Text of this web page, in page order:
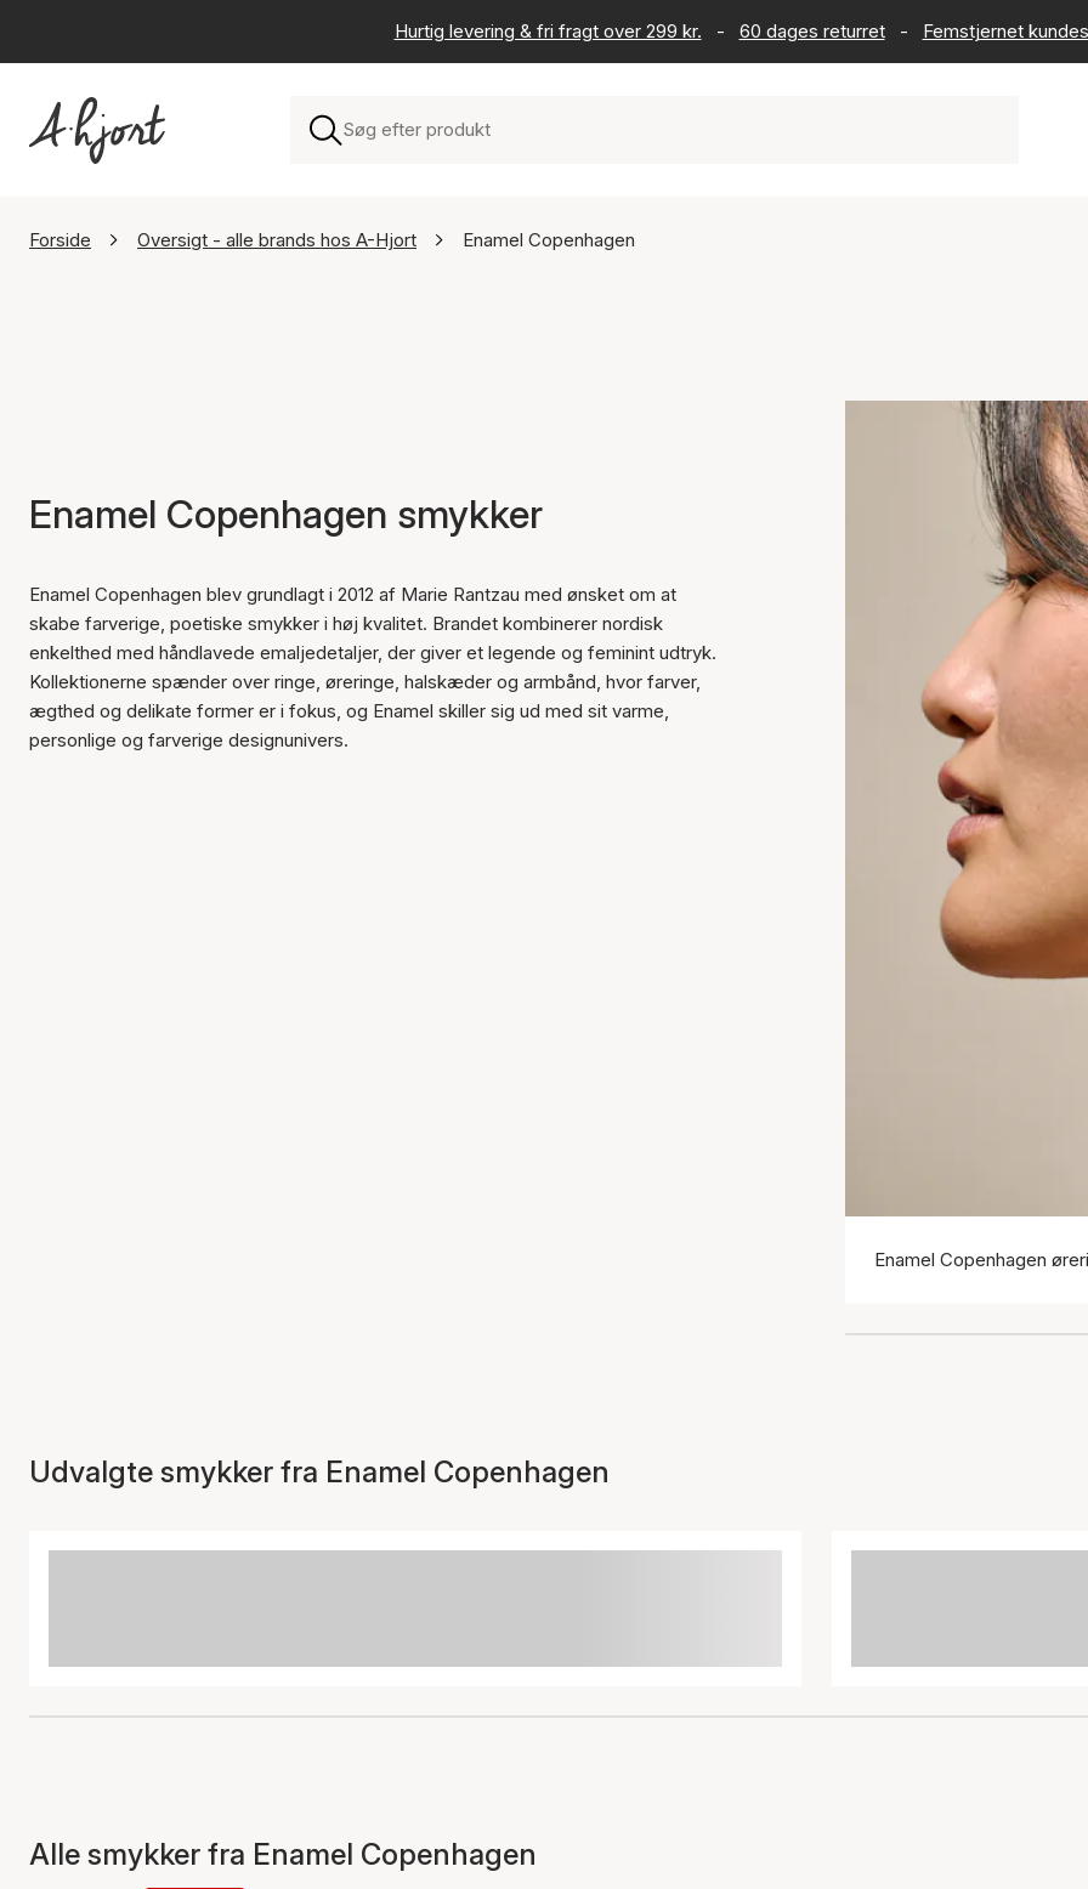
Hurtig levering & fri fragt over 299 kr. - 60 dages returret - Femstjernet
Forside Oversigt - alle brands hos A-Hjort Enamel Copenhagen
Enamel Copenhagen smykker
Enamel Copenhagen blev grundlagt i 2012 af Marie Rantzau med ønsket om at
skabe farverige, poetiske smykker i høj kvalitet. Brandet kombinerer nordisk
enkelthed med håndlavede emaljedetaljer, der giver et legende og feminint udtryk.
Kollektionerne spænder over ringe, øreringe, halskæder og armbånd, hvor farver,
ægthed og delikate former er i fokus, og Enamel skiller sig ud med sit varme,
personlige og farverige designunivers.
Enamel Copenhagen
Udvalgte smykker fra Enamel Copenhagen
Alle smykker fra Enamel Copenhagen